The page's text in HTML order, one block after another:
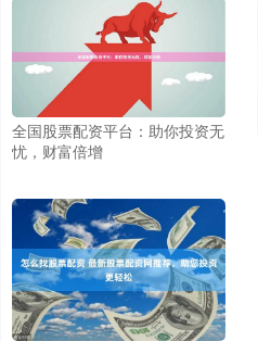
全国股票配资平台：助你投资无
忧，财富倍增